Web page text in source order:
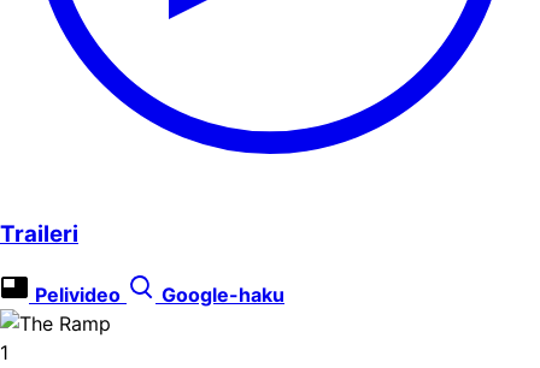
Traileri
Pelivideo Google-haku
1